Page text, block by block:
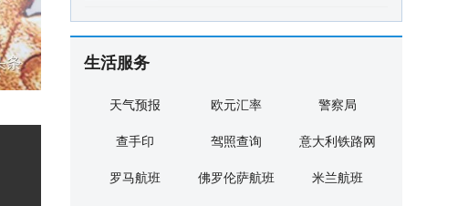
生活服务
天气预报 欧元汇率 警察局
查手印 驾照查询 意大利铁路网
罗马航班 佛罗伦萨航班 米兰航班